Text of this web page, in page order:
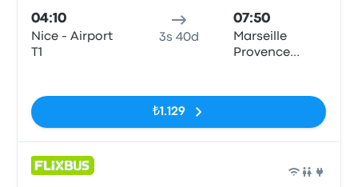
04:10
Nice - Airport
T1
3s 40d
07:50
Marseille
Provence
₺1.129